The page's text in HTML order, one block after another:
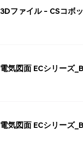
3Dファイル - CSコボ
電気図面 ECシリーズ
電気図面 ECシリーズ